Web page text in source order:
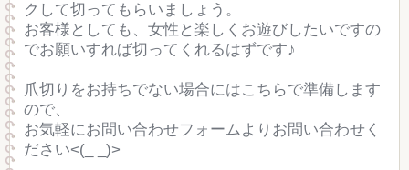
クして切ってもらいましょう。
お客様としても、女性と楽しくお遊びしたいですの
でお願いすれば切ってくれるはずです♪
爪切りをお持ちでない場合にはこちらで準備します
ので、
お気軽にお問い合わせフォームよりお問い合わせく
ださい<(_ _)>